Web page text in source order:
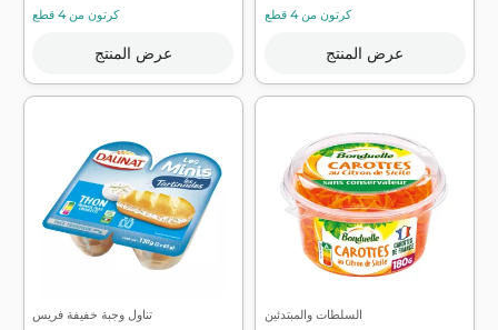
كرتون من 4 قطع
عرض المنتج
كرتون من 4 قطع
عرض المنتج
تناول وجبة خفيفة فريس السلطات والمبتدئين